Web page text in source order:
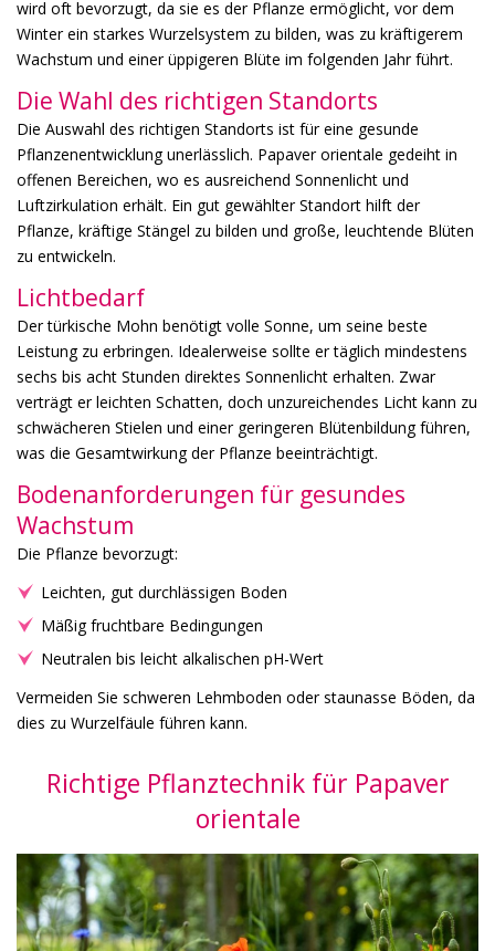
wird oft bevorzugt, da sie es der Pflanze ermöglicht, vor dem
Winter ein starkes Wurzelsystem zu bilden, was zu kräftigerem
Wachstum und einer üppigeren Blüte im folgenden Jahr führt.
Die Wahl des richtigen Standorts
Die Auswahl des richtigen Standorts ist für eine gesunde
Pflanzenentwicklung unerlässlich. Papaver orientale gedeiht in
offenen Bereichen, wo es ausreichend Sonnenlicht und
Luftzirkulation erhält. Ein gut gewählter Standort hilft der
Pflanze, kräftige Stängel zu bilden und große, leuchtende Blüten
zu entwickeln.
Lichtbedarf
Der türkische Mohn benötigt volle Sonne, um seine beste
Leistung zu erbringen. Idealerweise sollte er täglich mindestens
sechs bis acht Stunden direktes Sonnenlicht erhalten. Zwar
verträgt er leichten Schatten, doch unzureichendes Licht kann zu
schwächeren Stielen und einer geringeren Blütenbildung führen,
was die Gesamtwirkung der Pflanze beeinträchtigt.
Bodenanforderungen für gesundes
Wachstum
Die Pflanze bevorzugt:
Leichten, gut durchlässigen Boden
Mäßig fruchtbare Bedingungen
Neutralen bis leicht alkalischen pH-Wert
Vermeiden Sie schweren Lehmboden oder staunasse Böden, da
dies zu Wurzelfäule führen kann.
Richtige Pflanztechnik für Papaver
orientale